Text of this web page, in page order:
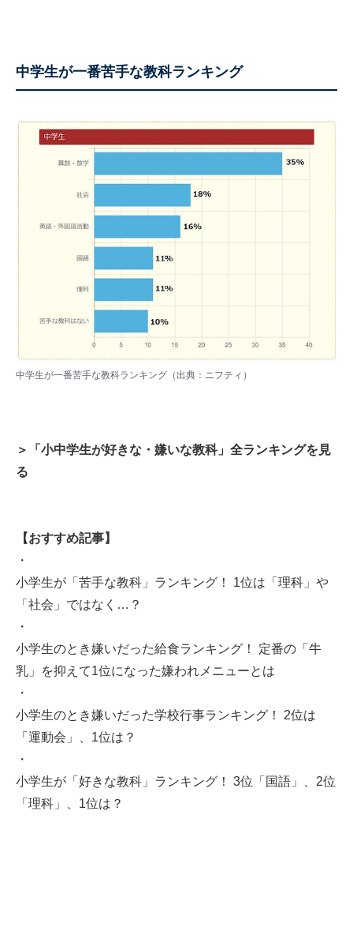
中学生が一番苦手な教科ランキング
中学生が一番苦手な教科ランキング（出典：ニフティ）
＞「小中学生が好きな・嫌いな教科」全ランキングを見
る
【おすすめ記事】
・
小学生が「苦手な教科」ランキング！ 1位は「理科」や
「社会」ではなく…？
・
小学生のとき嫌いだった給食ランキング！ 定番の「牛
乳」を抑えて1位になった嫌われメニューとは
・
小学生のとき嫌いだった学校行事ランキング！ 2位は
「運動会」、1位は？
・
小学生が「好きな教科」ランキング！ 3位「国語」、2位
「理科」、1位は？